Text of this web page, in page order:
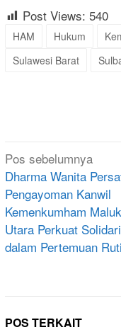
Post Views: 540
HAM Hukum
Sulawesi Barat
Navigasi
pos
Pos sebelumnya
Dharma Wanita
Pengayoman Kanwil
Kemenkumham
Utara Perkuat
dalam Pertemuan
POS TERKAIT